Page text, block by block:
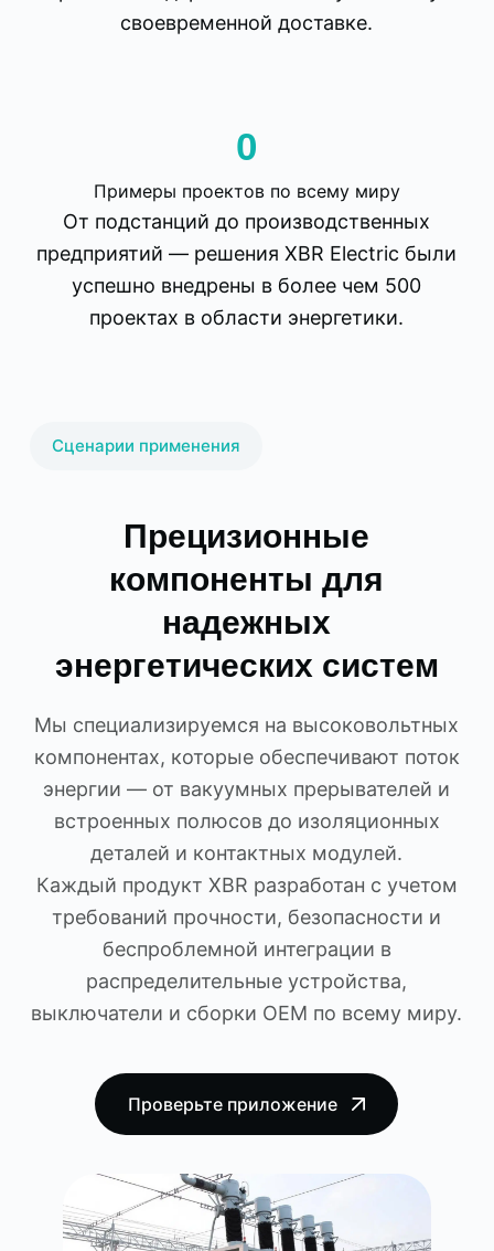
своевременной доставке.
0
Примеры проектов по всему миру
От подстанций до производственных
предприятий — решения XBR Electric были
успешно внедрены в более чем 500
проектах в области энергетики.
Сценарии применения
Прецизионные
компоненты для
надежных
энергетических систем
Мы специализируемся на высоковольтных
компонентах, которые обеспечивают поток
энергии — от вакуумных прерывателей и
встроенных полюсов до изоляционных
деталей и контактных модулей.
Каждый продукт XBR разработан с учетом
требований прочности, безопасности и
беспроблемной интеграции в
распределительные устройства,
выключатели и сборки OEM по всему миру.
Проверьте приложение